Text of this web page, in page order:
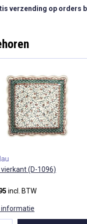
verzending op orders
vierkant (D-1096)
incl. BTW
informatie